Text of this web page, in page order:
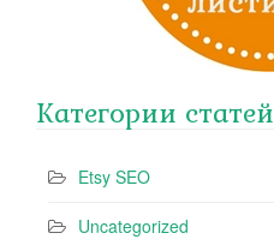
Категории статей
Etsy SEO
Uncategorized